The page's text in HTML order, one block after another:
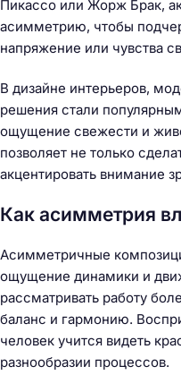
Пикассо или Жорж Брак,
асимметрию, чтобы
напряжение или чувства
В дизайне интерьеров,
решения стали
ощущение свежести и
позволяет не только
акцентировать внимание
Как асимметрия
Асимметричные
ощущение динамики и
рассматривать работу
баланс и гармонию.
человек учится видеть
разнообразии процессов.